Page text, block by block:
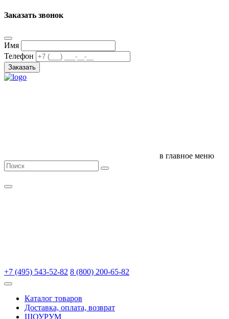
Заказать звонок
Имя
Телефон
Заказать
в главное меню
+7 (495) 543-52-82 8 (800) 200-65-82
Каталог товаров
Доставка, оплата, возврат
ШОУРУМ